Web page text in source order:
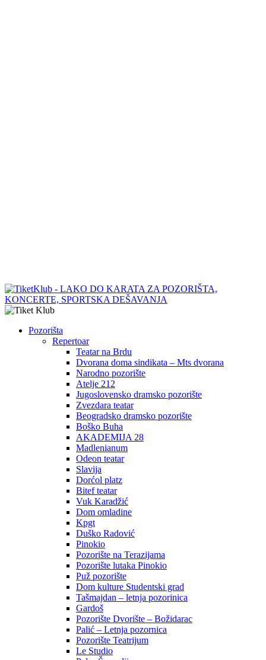
Pozorišta
Repertoar
Teatar na Brdu
Dvorana doma sindikata – Mts dvorana
Narodno pozorište
Atelje 212
Jugoslovensko dramsko pozorište
Zvezdara teatar
Beogradsko dramsko pozorište
Boško Buha
AKADEMIJA 28
Madlenianum
Odeon teatar
Slavija
Dorćol platz
Bitef teatar
Vuk Karadžić
Dom omladine
Kpgt
Duško Radović
Pinokio
Pozorište na Terazijama
Pozorište lutaka Pinokio
Puž pozorište
Dom kulture Studentski grad
Tašmajdan – letnja pozorinica
Gardoš
Pozorište Dvorište – Božidarac
Palić – Letnja pozornica
Pozorište Teatrijum
Le Studio